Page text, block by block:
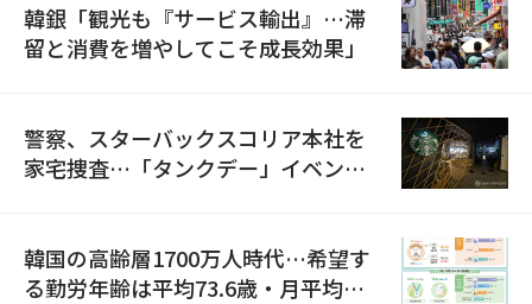
韓銀「観光も『サービス輸出』…滞
留と消費を増やしてこそ成長効果」
警察、スターバックスコリア本社を
家宅捜査…「タンクデー」イベント
韓国の高齢層1700万人時代…希望す
る勤労年齢は平均73.6歳・月平均賃